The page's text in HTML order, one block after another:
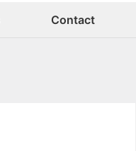
Contact